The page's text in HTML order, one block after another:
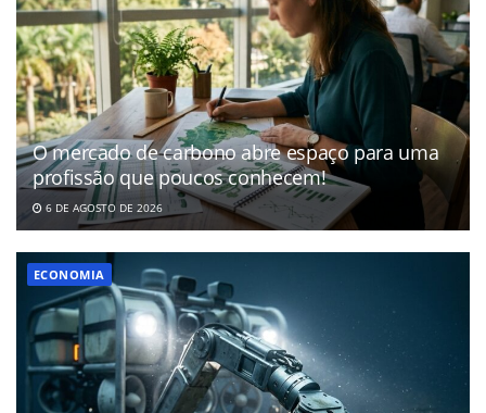
O mercado de carbono abre espaço para uma
profissão que poucos conhecem!
6 DE AGOSTO DE 2026
ECONOMIA